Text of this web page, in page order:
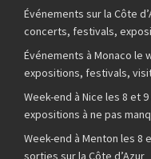
Événements sur la Côte
concerts, festivals,
Événements à Monaco le
expositions, festivals,
Week-end à Nice les 8 et
expositions à ne pas
Week-end à Menton les 8
sorties sur la Côte d’Azur